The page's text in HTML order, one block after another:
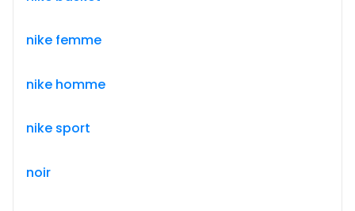
nike femme
nike homme
nike sport
noir